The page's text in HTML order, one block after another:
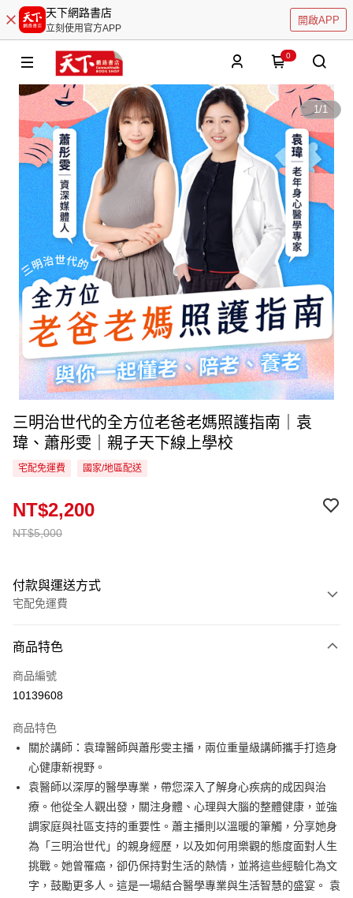
天下網路書店
立刻使用官方APP
開啟APP
0
1/1
三明治世代的全方位老爸老媽照護指南｜袁
瑋、蕭彤雯｜親子天下線上學校
宅配免運費 國家/地區配送
NT$5,000
NT$2,200
付款與運送方式
宅配免運費
信用卡一次付款
LINE Pay
街口支付
悠遊付
ATM付款
運送方式
宅配
每筆NT$70，滿NT$799(含以上)免運費
商品特色
商品編號
10139608
商品特色
關於講師：袁瑋醫師與蕭彤雯主播，兩位重量級講師攜手打造身
心健康新視野。
袁醫師以深厚的醫學專業，帶您深入了解身心疾病的成因與治
療。他從全人觀出發，關注身體、心理與大腦的整體健康，並強
調家庭與社區支持的重要性。蕭主播則以溫暖的筆觸，分享她身
為「三明治世代」的親身經歷，以及如何用樂觀的態度面對人生
挑戰。她曾罹癌，卻仍保持對生活的熱情，並將這些經驗化為文
字，鼓勵更多人。這是一場結合醫學專業與生活智慧的盛宴。 袁